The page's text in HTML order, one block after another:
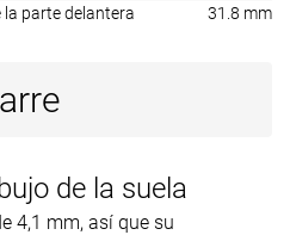
la parte delantera 31.8 mm
de la suela
4,1 mm, así que su